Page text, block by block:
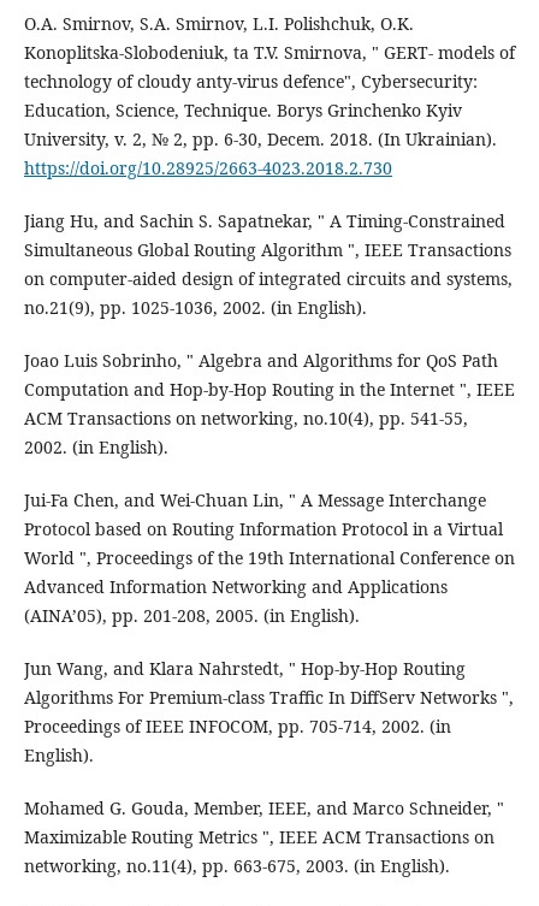
O.A. Smirnov, S.A. Smirnov, L.I. Polishchuk, O.K.
Konoplitska-Slobodeniuk, ta T.V. Smirnova, " GERT- models of
technology of cloudy anty-virus defence", Cybersecurity:
Education, Science, Technique. Borys Grinchenko Kyiv
University, v. 2, № 2, pp. 6-30, Decem. 2018. (In Ukrainian).
https://doi.org/10.28925/2663-4023.2018.2.730
Jiang Hu, and Sachin S. Sapatnekar, " A Timing-Constrained
Simultaneous Global Routing Algorithm ", IEEE Transactions
on computer-aided design of integrated circuits and systems,
no.21(9), pp. 1025-1036, 2002. (in English).
Joao Luis Sobrinho, " Algebra and Algorithms for QoS Path
Computation and Hop-by-Hop Routing in the Internet ", IEEE
ACM Transactions on networking, no.10(4), pp. 541-55,
2002. (in English).
Jui-Fa Chen, and Wei-Chuan Lin, " A Message Interchange
Protocol based on Routing Information Protocol in a Virtual
World ", Proceedings of the 19th International Conference on
Advanced Information Networking and Applications
(AINA’05), pp. 201-208, 2005. (in English).
Jun Wang, and Klara Nahrstedt, " Hop-by-Hop Routing
Algorithms For Premium-class Traffic In DiffServ Networks ",
Proceedings of IEEE INFOCOM, pp. 705-714, 2002. (in
English).
Mohamed G. Gouda, Member, IEEE, and Marco Schneider, "
Maximizable Routing Metrics ", IEEE ACM Transactions on
networking, no.11(4), pp. 663-675, 2003. (in English).